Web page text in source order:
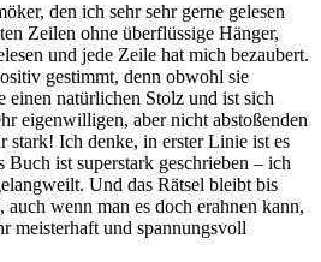
den ich sehr sehr gerne gelesen
Zeilen ohne überflüssige Hänger,
und jede Zeile hat mich bezaubert.
gestimmt, denn obwohl sie
einen natürlichen Stolz und ist sich
eigenwilligen, aber nicht abstoßenden
stark! Ich denke, in erster Linie ist es
Buch ist superstark geschrieben – ich
Und das Rätsel bleibt bis
auch wenn man es doch erahnen kann,
meisterhaft und spannungsvoll